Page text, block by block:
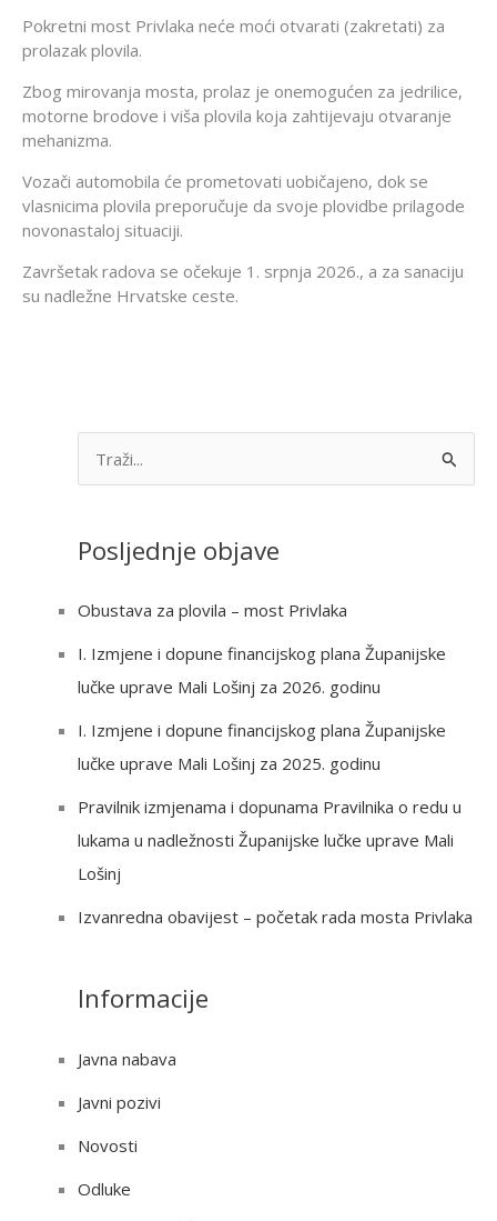
Pokretni most Privlaka neće moći otvarati (zakretati) za
prolazak plovila.
Zbog mirovanja mosta, prolaz je onemogućen za jedrilice,
motorne brodove i viša plovila koja zahtijevaju otvaranje
mehanizma.
Vozači automobila će prometovati uobičajeno, dok se
vlasnicima plovila preporučuje da svoje plovidbe prilagode
novonastaloj situaciji.
Završetak radova se očekuje 1. srpnja 2026., a za sanaciju
su nadležne Hrvatske ceste.
r
f
o
r
:
Posljednje objave
Obustava za plovila – most Privlaka
I. Izmjene i dopune financijskog plana Županijske
lučke uprave Mali Lošinj za 2026. godinu
I. Izmjene i dopune financijskog plana Županijske
lučke uprave Mali Lošinj za 2025. godinu
Pravilnik izmjenama i dopunama Pravilnika o redu u
lukama u nadležnosti Županijske lučke uprave Mali
Lošinj
Izvanredna obavijest – početak rada mosta Privlaka
Informacije
Javna nabava
Javni pozivi
Novosti
Odluke